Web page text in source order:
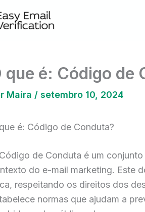
que é: Código de
Maíra / setembro 10, 2024
é: Código de Conduta?
de Conduta é um
do e-mail marketing. Este
respeitando os direitos dos
normas que ajudam a